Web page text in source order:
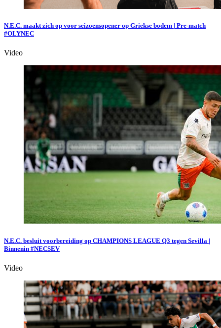
N.E.C. maakt zich op voor seizoensopener op Griekse bodem | Pre-match
#OLYNEC
Video
N.E.C. besluit voorbereiding op CHAMPIONS LEAGUE Q3 tegen Sevilla |
Binnenin #NECSEV
Video